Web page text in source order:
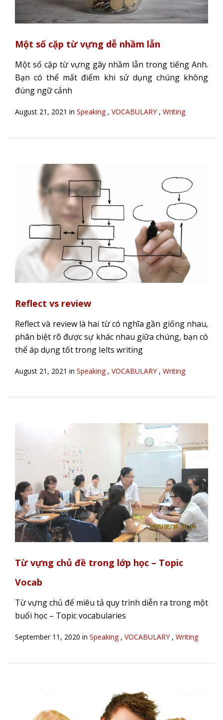
Một số cặp từ vựng dễ nhầm lẫn
Một số cặp từ vựng gây nhầm lẫn trong tiếng Anh.
Bạn có thể mất điểm khi sử dụng chúng không
đúng ngữ cảnh
August 21, 2021 in Speaking, VOCABULARY, Writing
Reflect vs review
Reflect và review là hai từ có nghĩa gần giống nhau,
phân biệt rõ được sự khác nhau giữa chúng, bạn có
thể áp dụng tốt trong Ielts writing
August 21, 2021 in Speaking, VOCABULARY, Writing
Từ vựng chủ đề trong lớp học – Topic
Vocab
Từ vựng chủ để miêu tả quy trình diễn ra trong một
buổi học – Topic vocabularies
September 11, 2020 in Speaking, VOCABULARY, Writing